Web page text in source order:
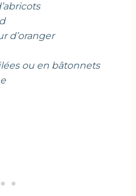
d’oranger
ou en bâtonnets